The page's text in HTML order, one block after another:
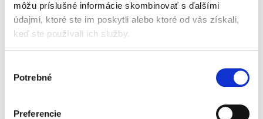
môžu príslušné informácie skombinovať s ďalšími
údajmi, ktoré ste im poskytli alebo ktoré od vás získali,
keď ste používali ich služby.
súhlasu
Potrebné
Preferencie
nájsť si svoje miesto aj medzi laickou
verejnosťou, najmä medzi autormi
(spisovateľmi, skladateľmi, architektmi,
databáz, či používateľmi autorských diel.
súvisiace s manažovaním zmluvných